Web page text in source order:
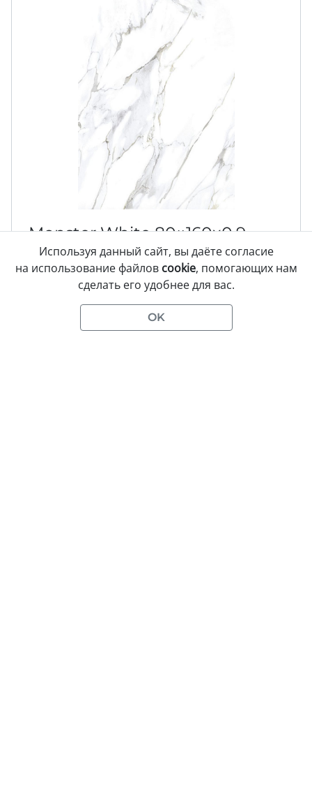
Monster White80×160x0,9
Плитка универсальная
6
Артикул:06-013175
Размеры:800×1600мм
Матовая
Используя данный сайт, вы даёте согласие
на использование файлов cookie, помогающих нам
сделать его удобнее для вас.
OK